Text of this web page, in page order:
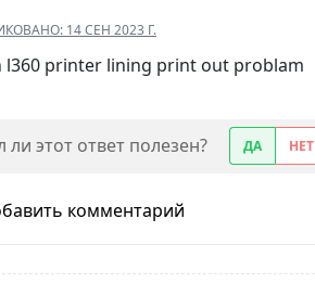
14 СЕН 2023 Г.
l360 printer lining print out problam
ли этот ответ полезен? ДА НЕТ
комментарий